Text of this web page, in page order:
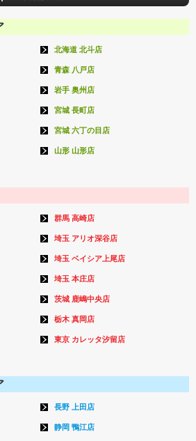
北海道 北斗店
青森 八戸店
岩手 奥州店
宮城 長町店
宮城 六丁の目店
山形 山形店
群馬 高崎店
埼玉 アリオ深谷店
埼玉 ベイシア上尾店
埼玉 本庄店
茨城 鹿嶋中央店
栃木 真岡店
東京 カレッタ汐留店
長野 上田店
静岡 鴨江店